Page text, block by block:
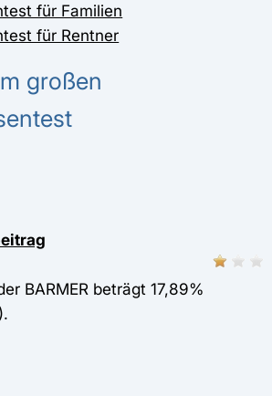
für Familien
für Rentner
großen
BARMER beträgt 17,89%